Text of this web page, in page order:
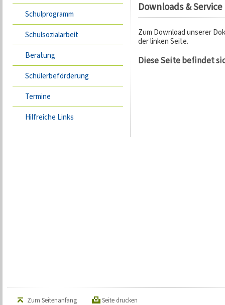
Schulprogramm
Schulsozialarbeit
Beratung
Schülerbeförderung
Termine
Hilfreiche Links
Downloads & Service
Zum Download unserer
der linken Seite.
Diese Seite befindet
Zum Seitenanfang Seite drucken